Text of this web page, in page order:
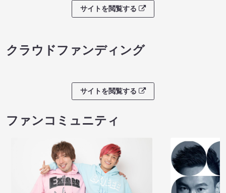
サイトを閲覧する
クラウドファンディング
サイトを閲覧する
ファンコミュニティ